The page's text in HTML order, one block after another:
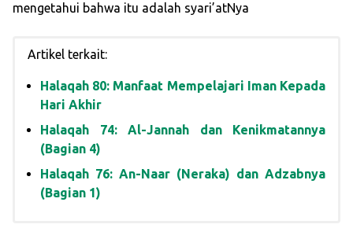
mengetahui bahwa itu adalah syari’atNya
Artikel terkait:
Halaqah 80: Manfaat Mempelajari Iman Kepada
Hari Akhir
Halaqah 74: Al-Jannah dan Kenikmatannya
(Bagian 4)
Halaqah 76: An-Naar (Neraka) dan Adzabnya
(Bagian 1)